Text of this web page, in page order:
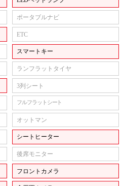
ポータブルナビ
ETC
スマートキー
ランフラットタイヤ
3列シート
フルフラットシート
オットマン
シートヒーター
後席モニター
フロントカメラ